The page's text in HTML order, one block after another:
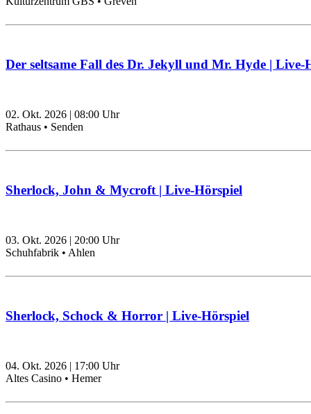
Der seltsame Fall des Dr. Jekyll und Mr. Hyde | Live-
02. Okt. 2026 | 08:00 Uhr
Rathaus • Senden
Sherlock, John & Mycroft | Live-Hörspiel
03. Okt. 2026 | 20:00 Uhr
Schuhfabrik • Ahlen
Sherlock, Schock & Horror | Live-Hörspiel
04. Okt. 2026 | 17:00 Uhr
Altes Casino • Hemer